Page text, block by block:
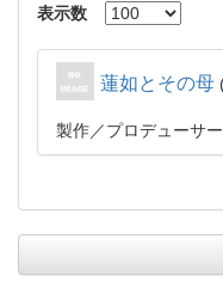
表示数
蓮如とその母
製作 プロデューサー